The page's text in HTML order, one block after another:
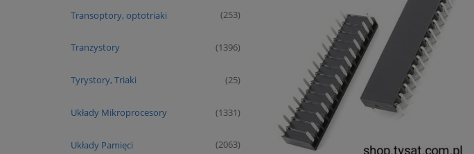
Transoptory, optotriaki (253)
Tranzystory (1396)
Tyrystory, Triaki (25)
Układy Mikroprocesory (1331)
Układy Pamięci (2063)